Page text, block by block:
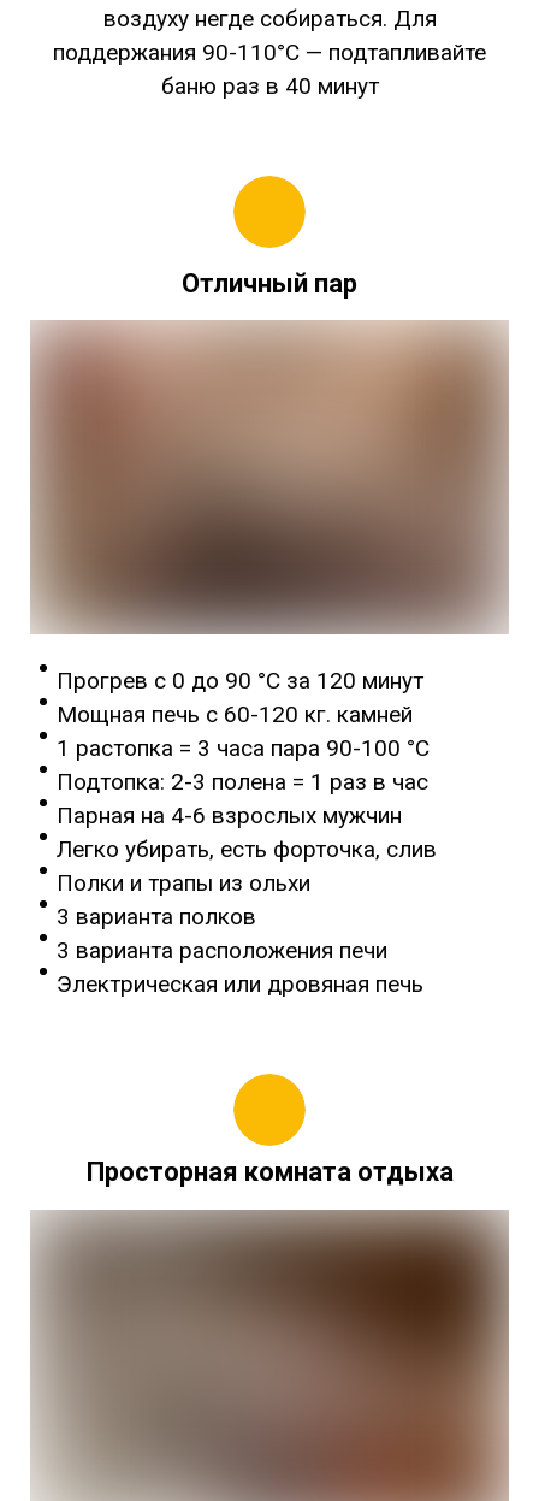
воздуху негде собираться. Для
поддержания 90-110°C — подтапливайте
баню раз в 40 минут
Отличный пар
Прогрев с 0 до 90 °C за 120 минут
Мощная печь с 60-120 кг. камней
1 растопка = 3 часа пара 90-100 °C
Подтопка: 2-3 полена = 1 раз в час
Парная на 4-6 взрослых мужчин
Легко убирать, есть форточка, слив
Полки и трапы из ольхи
3 варианта полков
3 варианта расположения печи
Электрическая или дровяная печь
Просторная комната отдыха